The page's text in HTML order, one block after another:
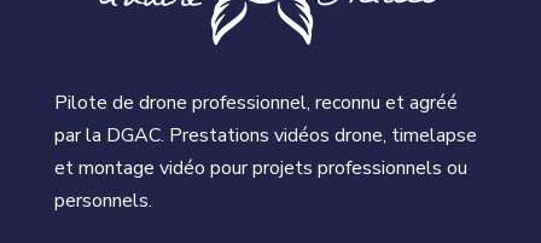
Pilote de drone professionnel, reconnu et agréé
par la DGAC. Prestations vidéos drone, timelapse
et montage vidéo pour projets professionnels ou
personnels.